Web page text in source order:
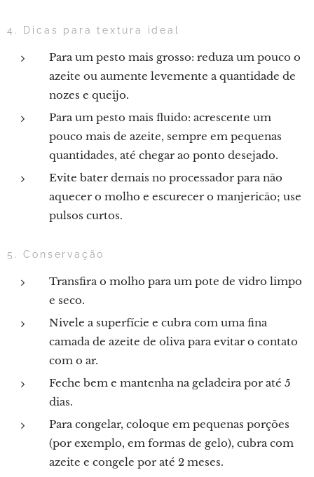
4. Dicas para textura ideal
Para um pesto mais grosso: reduza um pouco o
azeite ou aumente levemente a quantidade de
nozes e queijo.
Para um pesto mais fluido: acrescente um
pouco mais de azeite, sempre em pequenas
quantidades, até chegar ao ponto desejado.
Evite bater demais no processador para não
aquecer o molho e escurecer o manjericão; use
pulsos curtos.
5. Conservação
Transfira o molho para um pote de vidro limpo
e seco.
Nivele a superfície e cubra com uma fina
camada de azeite de oliva para evitar o contato
com o ar.
Feche bem e mantenha na geladeira por até 5
dias.
Para congelar, coloque em pequenas porções
(por exemplo, em formas de gelo), cubra com
azeite e congele por até 2 meses.